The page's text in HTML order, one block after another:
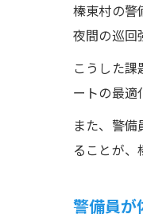
榛東村の警
夜間の巡回
こうした
ートの最適
また、警
ることが、
警備員が